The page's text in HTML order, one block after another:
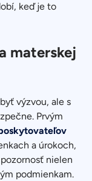
keď je to
materskej
výzvou, ale s
Prvým
a úrokoch,
nielen
podmienkam.